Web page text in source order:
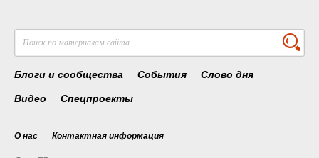
Блоги и сообщества События Слово дня
Видео Спецпроекты
О нас Контактная информация